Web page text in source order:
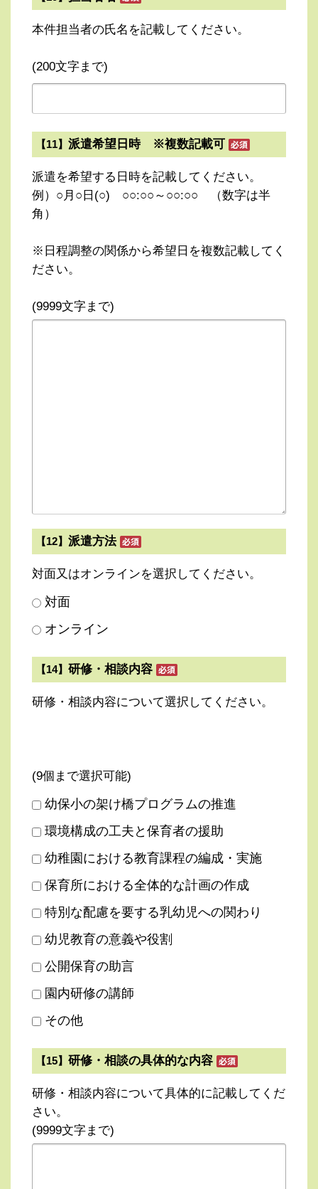
本件担当者の氏名を記載してください。
(200文字まで)
【11】 派遣希望日時 ※複数記載可
派遣を希望する日時を記載してください。
例）○月○日(○) ○○:○○～○○:○○ （数字は半
角）
※日程調整の関係から希望日を複数記載してく
ださい。
(9999文字まで)
【12】 派遣方法
対面又はオンラインを選択してください。
対面
オンライン
【14】 研修・相談内容
研修・相談内容について選択してください。
(9個まで選択可能)
幼保小の架け橋プログラムの推進
環境構成の工夫と保育者の援助
幼稚園における教育課程の編成・実施
保育所における全体的な計画の作成
特別な配慮を要する乳幼児への関わり
幼児教育の意義や役割
公開保育の助言
園内研修の講師
その他
【15】 研修・相談の具体的な内容
研修・相談内容について具体的に記載してくだ
さい。
(9999文字まで)